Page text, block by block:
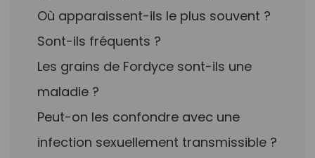
Où apparaissent-ils le plus souvent ?
Sont-ils fréquents ?
Les grains de Fordyce sont-ils une
maladie ?
Peut-on les confondre avec une
infection sexuellement transmissible ?